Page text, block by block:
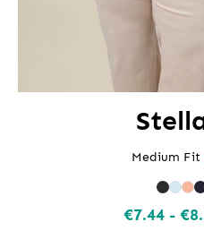
Medium Fit
€7.44 - €